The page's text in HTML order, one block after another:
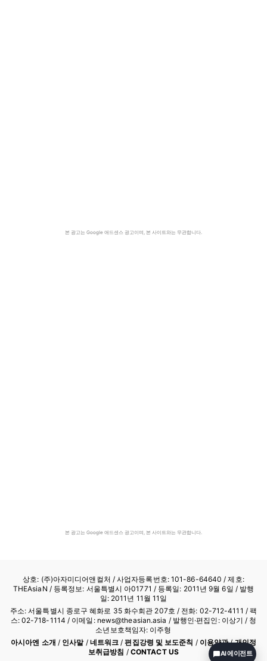
본 광고는 Google 애드센스 광고이며, 본 사이트와는 무관합니다.
본 광고는 Google 애드센스 광고이며, 본 사이트와는 무관합니다.
상호: (주)아자미디어앤컬처 /사업자등록번호: 101-86-64640 / 제호:
THEAsiaN / 등록정보: 서울특별시 아01771 / 등록일: 2011년 9월 6일 / 발행
일: 2011년 11월 11일
주소: 서울특별시 종로구 혜화로 35 화수회관 207호 / 전화: 02-712-4111 / 팩
스: 02-718-1114 / 이메일: news@theasian.asia / 발행인·편집인: 이상기 / 청
소년보호책임자: 이주형
아시아엔 소개 / 인사말/ 네트워크 /편집강령 및 보도준칙 / 이용약관/개인정
보취급방침 / CONTACT US
AI 에이전트